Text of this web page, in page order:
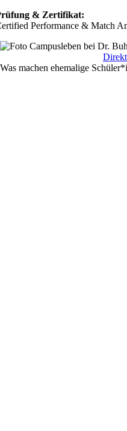
& Zertifikat:
Performance & Match
Was machen ehemalige